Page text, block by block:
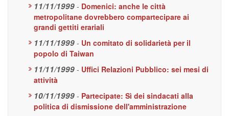
11/11/1999 - Domenici: anche le città
metropolitane dovrebbero compartecipare ai
grandi gettiti erariali
11/11/1999 - Un comitato di solidarietà per il
popolo di Taiwan
11/11/1999 - Uffici Relazioni Pubblico: sei mesi di
attività
10/11/1999 - Partecipate: Sì dei sindacati alla
politica di dismissione dell'amministrazione